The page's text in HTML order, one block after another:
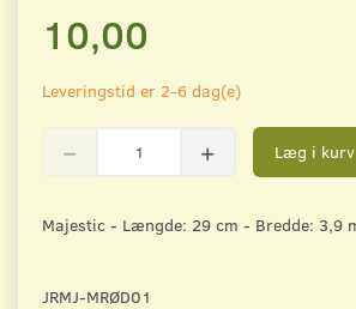
10,00
Leveringstid er 2-6 dag(e)
Læg i kurv
Majestic - Længde: 29 cm - Bredde: 3,9
JRMJ-MRØD01